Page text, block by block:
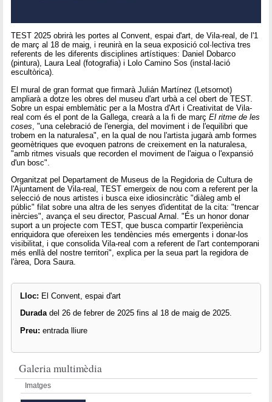
TEST 2025 obrirà les portes al Convent, espai d'art, de Vila-real, de l'1
de març al 18 de maig, i reunirà en la seua exposició col·lectiva tres
referents de les diferents disciplines artístiques: Daniel Dobarco
(pintura), Laura Leal (fotografia) i Lolo Camino Sos (instal·lació
escultòrica).
El mural de gran format que firmarà Julián Martínez (Letsornot)
ampliarà a dotze les obres del museu d'art urbà a cel obert de TEST.
Sobre un espai emblemàtic per a la Mostra d'Art i Creativitat de Vila-
real com és el pont de la Gallega, crearà a la fi de marçEl ritme de les
coses , "una celebració de l'energia, del moviment i de l'equilibri que
trobem en la naturalesa", en la qual de nou l'artista jugarà amb formes
geomètriques que evoquen patrons de creixement en la naturalesa,
"amb ritmes visuals que recorden el moviment de l'aigua o l'expansió
d'un bosc".
Organitzat pel Departament de Museus de la Regidoria de Cultura de
l'Ajuntament de Vila-real, TEST emergeix de nou com a referent per la
selecció de nous artistes i busca eixe idiosincràtic "diàleg amb el
públic" filat sobre una altra de les senyes d'identitat de la cita: "trencar
inèrcies", avança el seu director, Pascual Arnal. "És un honor donar
suport a un projecte com TEST, que busca compartir l'experiència
enriquidora que ofereixen les tendències més emergents i donar-los
visibilitat, i que consolida Vila-real com a referent de l'art contemporani
més enllà del nostre territori", explica per la seua part la regidora de
l'àrea, Dora Saura.
Lloc: El Convent, espai d'art
Durada del 26 de febrer de 2025 fins al 18 de maig de 2025.
Preu: entrada lliure
Galeria multimèdia
Imatges